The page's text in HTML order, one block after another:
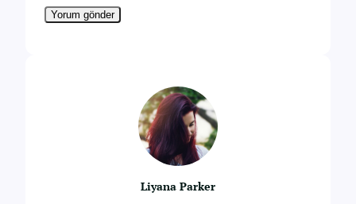
Liyana Parker